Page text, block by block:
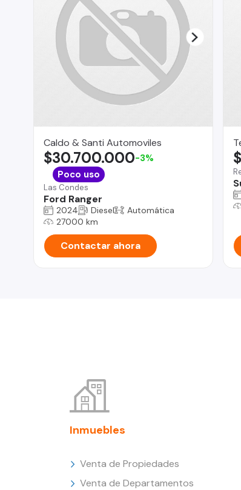
Caldo & Santi Automoviles
Las Condes
Ford Ranger
$30.700.000-3%
Poco uso
2024 Diesel
Automática
27000 km
Contactar ahora
Inmuebles
Venta de Propiedades
Venta de Departamentos